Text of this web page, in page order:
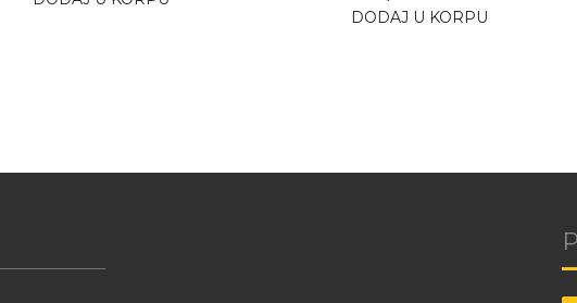
DODAJ U KORPU